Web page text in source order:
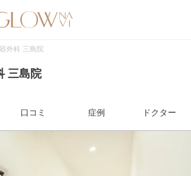
外科 三島院
三島院
口コミ 症例 ドクター